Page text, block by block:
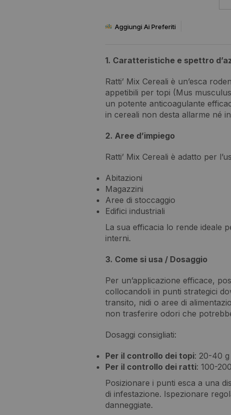
Aggiungi Ai Preferiti
1. Caratteristiche e spettro
Ratti’ Mix Cereali è un’esca
appetibili per topi (Mus
un potente anticoagulante
in cereali non desta allarme né
2. Aree d’impiego
Ratti’ Mix Cereali è adatto per
Abitazioni
Magazzini
Aree di stoccaggio
Edifici industriali
La sua efficacia lo rende ideale
interni.
3. Come si usa / Dosaggio
Per un’applicazione efficace,
collocandoli in punti strategici
transito, nidi o aree di
non trasferire odori che
Dosaggi consigliati:
Per il controllo dei topi: 20-40
Per il controllo dei ratti: 100-
Posizionare i punti esca a una
di infestazione. Ispezionare
danneggiate.